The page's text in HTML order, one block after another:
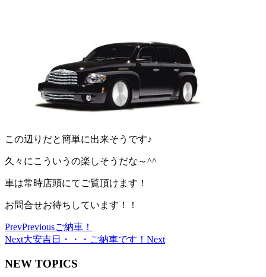
この辺りだと簡単に出来そうです♪
久々にこういうの楽しそうだな～^^
車は常時店頭にてご覧頂けます！
お問合せお待ちしています！！
PrevPreviousご納車！
Next大安吉日・・・ご納車です！ Next
NEW TOPICS